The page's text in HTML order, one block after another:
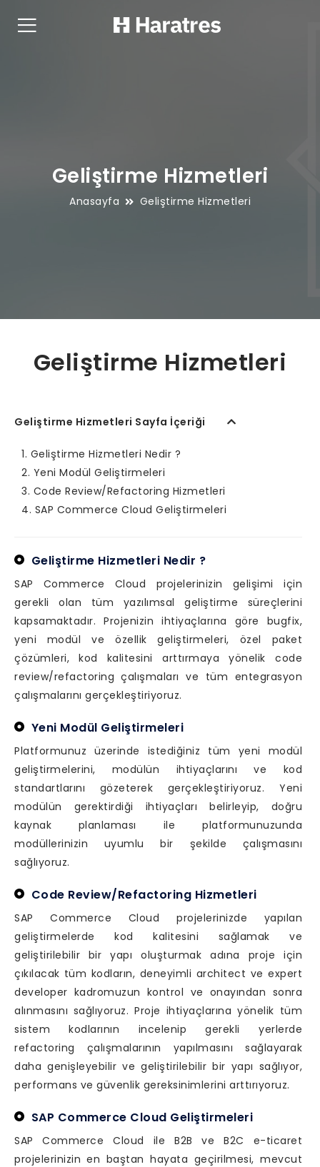
Geliştirme Hizmetleri
Anasayfa Geliştirme Hizmetleri
Geliştirme Hizmetleri
Geliştirme Hizmetleri Sayfa İçeriği
Geliştirme Hizmetleri Nedir ?
Yeni Modül Geliştirmeleri
Code Review/Refactoring Hizmetleri
SAP Commerce Cloud Geliştirmeleri
Geliştirme Hizmetleri Nedir ?
SAP Commerce Cloud projelerinizin gelişimi için
gerekli olan tüm yazılımsal geliştirme süreçlerini
kapsamaktadır. Projenizin ihtiyaçlarına göre bugfix,
yeni modül ve özellik geliştirmeleri, özel paket
çözümleri, kod kalitesini arttırmaya yönelik code
review/refactoring çalışmaları ve tüm entegrasyon
çalışmalarını gerçekleştiriyoruz.
Yeni Modül Geliştirmeleri
Platformunuz üzerinde istediğiniz tüm yeni modül
geliştirmelerini, modülün ihtiyaçlarını ve kod
standartlarını gözeterek gerçekleştiriyoruz. Yeni
modülün gerektirdiği ihtiyaçları belirleyip, doğru
kaynak planlaması ile platformunuzunda
modüllerinizin uyumlu bir şekilde çalışmasını
sağlıyoruz.
Code Review/Refactoring Hizmetleri
SAP Commerce Cloud projelerinizde yapılan
geliştirmelerde kod kalitesini sağlamak ve
geliştirilebilir bir yapı oluşturmak adına proje için
çıkılacak tüm kodların, deneyimli architect ve expert
developer kadromuzun kontrol ve onayından sonra
alınmasını sağlıyoruz. Proje ihtiyaçlarına yönelik tüm
sistem kodlarının incelenip gerekli yerlerde
refactoring çalışmalarının yapılmasını sağlayarak
daha genişleyebilir ve geliştirilebilir bir yapı sağlıyor,
performans ve güvenlik gereksinimlerini arttırıyoruz.
SAP Commerce Cloud Geliştirmeleri
SAP Commerce Cloud ile B2B ve B2C e-ticaret
projelerinizin en baştan hayata geçirilmesi, mevcut